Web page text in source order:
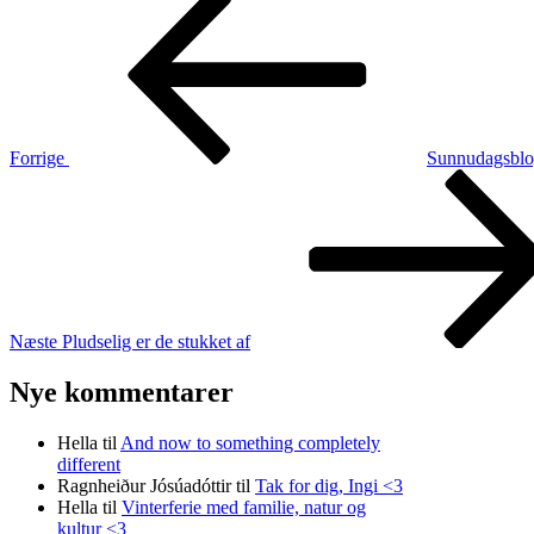
Forrige
Næste Pludselig er de stukket af
Nye kommentarer
Hella til And now to something completely
different
Ragnheiður Jósúadóttirtil Tak for dig, Ingi <3
Hella til Vinterferie med familie, natur og
kultur <3